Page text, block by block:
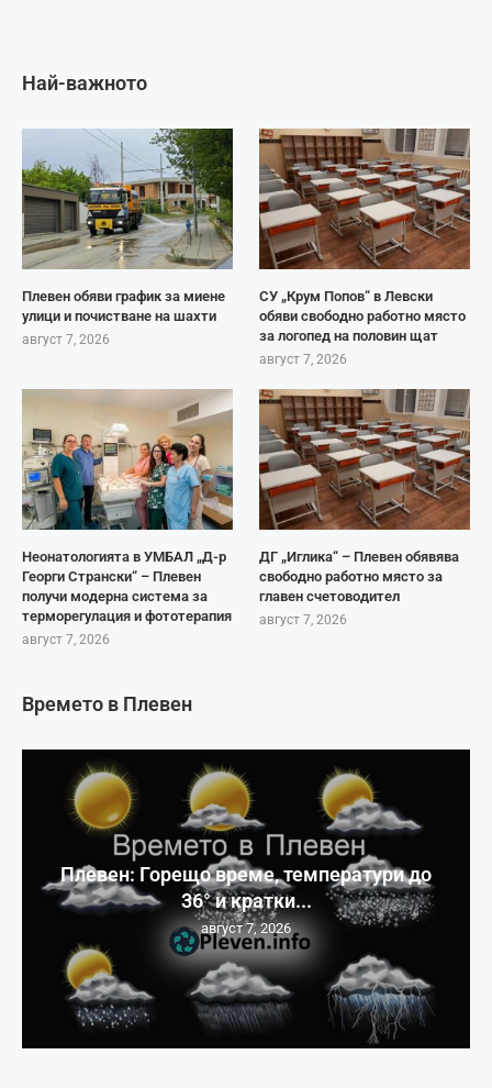
Най-важното
Плевен обяви график за миене
улици и почистване на шахти
август 7, 2026
СУ „Крум Попов“ в Левски
обяви свободно работно място
за логопед на половин щат
август 7, 2026
Неонатологията в УМБАЛ „Д-р
Георги Странски“ – Плевен
получи модерна система за
терморегулация и фототерапия
август 7, 2026
ДГ „Иглика“ – Плевен обявява
свободно работно място за
главен счетоводител
август 7, 2026
Времето в Плевен
Плевен: Горещо време, температури до
36° и кратки...
август 7, 2026